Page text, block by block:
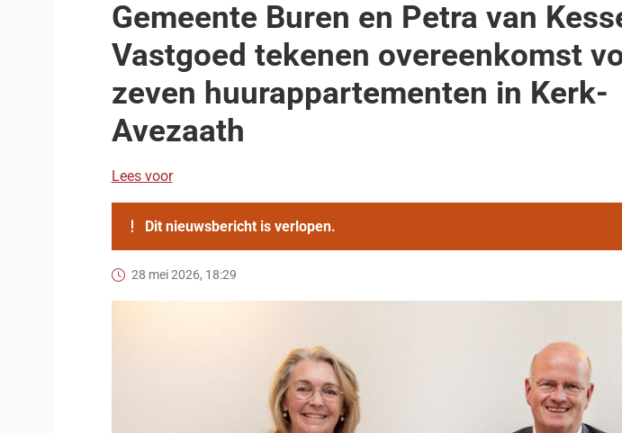
Gemeente Buren en Petra van
Vastgoed tekenen overeenkomst
zeven huurappartementen in Kerk-
Avezaath
Lees voor
Dit nieuwsbericht is verlopen.
28 mei 2026, 18:29